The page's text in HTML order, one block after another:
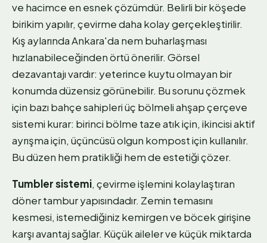
ve hacimce en esnek çözümdür. Belirli bir köşede
birikim yapılır, çevirme daha kolay gerçekleştirilir.
Kış aylarında Ankara'da nem buharlaşması
hızlanabileceğinden örtü önerilir. Görsel
dezavantajı vardır: yeterince kuytu olmayan bir
konumda düzensiz görünebilir. Bu sorunu çözmek
için bazı bahçe sahipleri üç bölmeli ahşap çerçeve
sistemi kurar: birinci bölme taze atık için, ikincisi aktif
ayrışma için, üçüncüsü olgun kompost için kullanılır.
Bu düzen hem pratikliği hem de estetiği çözer.
Tumbler sistemi, çevirme işlemini kolaylaştıran
döner tambur yapısındadır. Zemin temasını
kesmesi, istemediğiniz kemirgen ve böcek girişine
karşı avantaj sağlar. Küçük aileler ve küçük miktarda